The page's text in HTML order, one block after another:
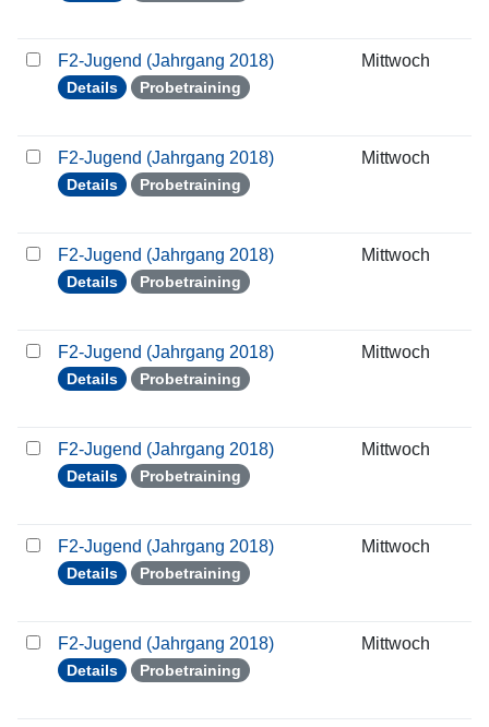
F2-Jugend (Jahrgang 2018)
Details Probetraining
Mittwoch
F2-Jugend (Jahrgang 2018)
Details Probetraining
Mittwoch
F2-Jugend (Jahrgang 2018)
Details Probetraining
Mittwoch
F2-Jugend (Jahrgang 2018)
Details Probetraining
Mittwoch
F2-Jugend (Jahrgang 2018)
Details Probetraining
Mittwoch
F2-Jugend (Jahrgang 2018)
Details Probetraining
Mittwoch
F2-Jugend (Jahrgang 2018)
Details Probetraining
Mittwoch